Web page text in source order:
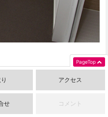
く雰囲気の中でのリラックス
アクセス
せ コメント
PageTop